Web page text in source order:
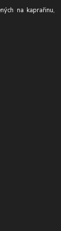
na kaprařinu,